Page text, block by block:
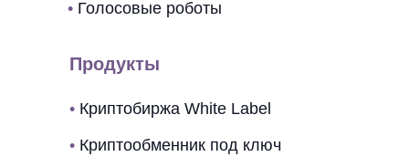
• Криптобиржа White Label
• Криптообменник под ключ
Продукты
• Голосовые роботы